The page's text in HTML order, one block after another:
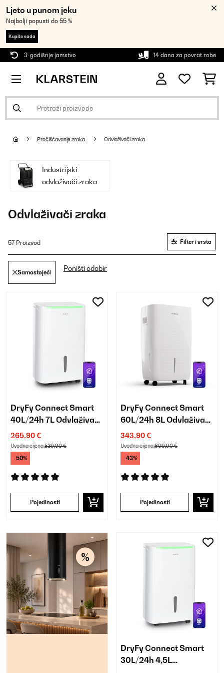
Ljeto u punom jeku
Najbolji popusti do 55 %
Kupite sada
3-godišnje jamstvo 14 dana za povrat robe
Pročišćavanje zraka Odvlaživači zraka
Industrijski
odvlaživači zraka
Odvlaživači zraka
57 Proizvod Filter i vrsta
Samostojeći Poništi odabir
DryFy Connect Smart
40L/24h 7L Odvlaživač
zraka Bijela
265,90 €
Uvodna cijena:539,90 €
-50%
Pojedinosti
DryFy Connect Smart
60L/24h 8L Odvlaživač
zraka Bijela
343,90 €
Uvodna cijena:609,90 €
-43%
Pojedinosti
DryFy Connect Smart
30L/24h 4,5L